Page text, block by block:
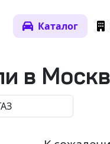
Каталог
в